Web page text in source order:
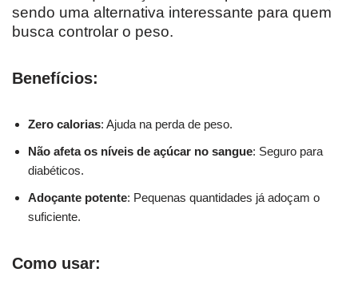
sendo uma alternativa interessante para quem
busca controlar o peso.
Benefícios:
Zero calorias: Ajuda na perda de peso.
Não afeta os níveis de açúcar no sangue: Seguro para
diabéticos.
Adoçante potente: Pequenas quantidades já adoçam o
suficiente.
Como usar: